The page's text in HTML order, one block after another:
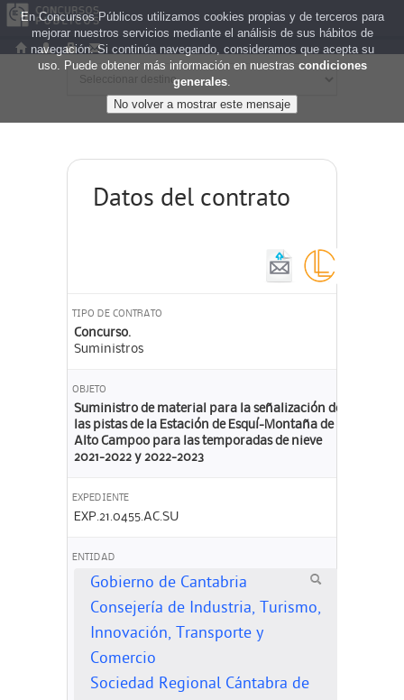
Datos del contrato
TIPO DE CONTRATO
Concurso.
Suministros
OBJETO
Suministro de material para la señalización de
las pistas de la Estación de Esquí-Montaña de
Alto Campoo para las temporadas de nieve
2021-2022 y 2022-2023
EXPEDIENTE
EXP.21.0455.AC.SU
ENTIDAD
Gobierno de Cantabria
Consejería de Industria, Turismo,
Innovación, Transporte y
Comercio
Sociedad Regional Cántabra de
En Concursos Públicos utilizamos cookies propias y de terceros para
mejorar nuestros servicios mediante el análisis de sus hábitos de
navegación. Si continúa navegando, consideramos que acepta su
uso. Puede obtener más información en nuestras condiciones
generales.